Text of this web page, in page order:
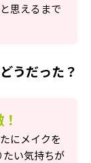
思えるまで
うだった？
にメイクを
たい気持ちが